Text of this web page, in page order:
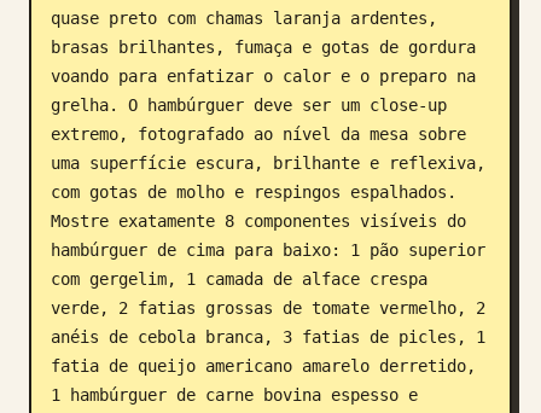
quase preto com chamas laranja ardentes,
brasas brilhantes, fumaça e gotas de gordura
voando para enfatizar o calor e o preparo na
grelha. O hambúrguer deve ser um close-up
extremo, fotografado ao nível da mesa sobre
uma superfície escura, brilhante e reflexiva,
com gotas de molho e respingos espalhados.
Mostre exatamente 8 componentes visíveis do
hambúrguer de cima para baixo: 1 pão superior
com gergelim, 1 camada de alface crespa
verde, 2 fatias grossas de tomate vermelho, 2
anéis de cebola branca, 3 fatias de picles, 1
fatia de queijo americano amarelo derretido,
1 hambúrguer de carne bovina espesso e